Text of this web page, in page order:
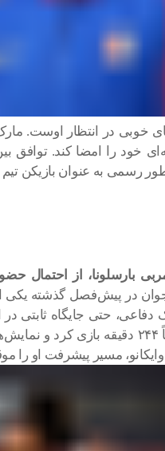
خوبی در انتظار اوست.
رسمی به عنوان بازیکن
بارسلونا، از احتمال
جوان در پیش‌فصل گذشته
دفاعی، حتی جایگاه ثابتی
پیش‌فصل، مجموعاً ۲۴۴ دقیقه
وایکانو، مسیر پیشرفت او را